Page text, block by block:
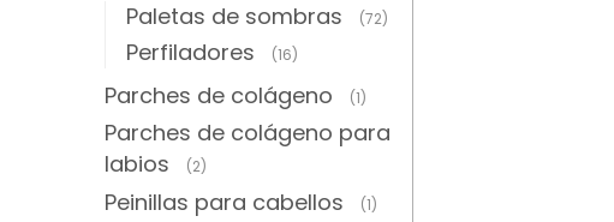
Paletas de sombras (72)
Perfiladores (16)
Parches de colágeno (1)
Parches de colágeno para
labios
(2)
Peinillas para cabellos (1)